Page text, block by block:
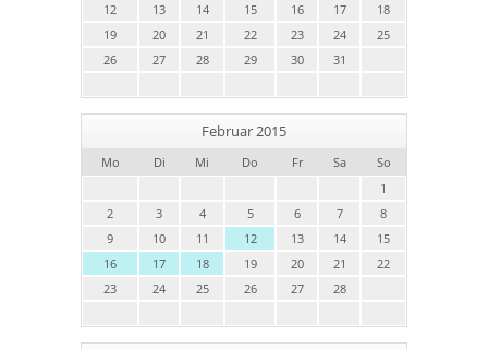
12
13 14 15 16 17
18
19
20 21 22 23 24
25
26
27 28 29 30 31
Februar 2015
Mo Di Mi Do Fr Sa
So
1
2
3 4 5 6 7
8
9
10 11 12 13 14
15
16
17 18 19 20 21
22
23
24 25 26 27 28